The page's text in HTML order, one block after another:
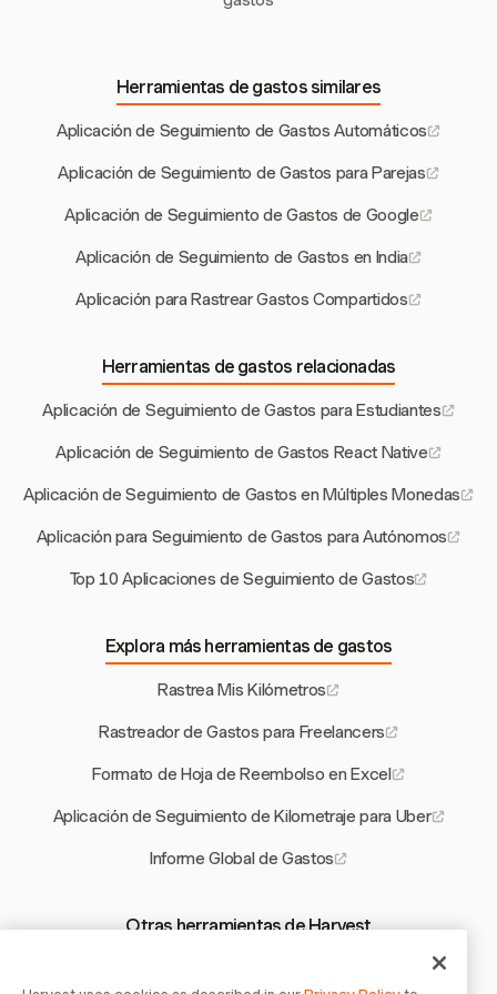
Herramientas de gastos similares
Aplicación de Seguimiento de Gastos Automáticos
Aplicación de Seguimiento de Gastos para Parejas
Aplicación de Seguimiento de Gastos de Google
Aplicación de Seguimiento de Gastos en India
Aplicación para Rastrear Gastos Compartidos
Herramientas de gastos relacionadas
Aplicación de Seguimiento de Gastos para Estudiantes
Aplicación de Seguimiento de Gastos React Native
Aplicación de Seguimiento de Gastos en Múltiples Monedas
Aplicación para Seguimiento de Gastos para Autónomos
Top 10 Aplicaciones de Seguimiento de Gastos
Explora más herramientas de gastos
Rastrea Mis Kilómetros
Rastreador de Gastos para Freelancers
Formato de Hoja de Reembolso en Excel
Aplicación de Seguimiento de Kilometraje para Uber
Informe Global de Gastos
Otras herramientas de Harvest
Calculadora de Márgenes de Beneficio para Transporte